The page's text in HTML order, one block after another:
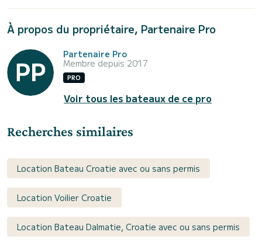
À propos du propriétaire, Partenaire Pro
Partenaire Pro
Membre depuis 2017
PRO
Voir tous les bateaux de ce pro
Recherches similaires
Location Bateau Croatie avec ou sans permis
Location Voilier Croatie
Location Bateau Dalmatie, Croatie avec ou sans permis